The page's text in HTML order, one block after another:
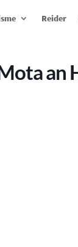
Reider
an